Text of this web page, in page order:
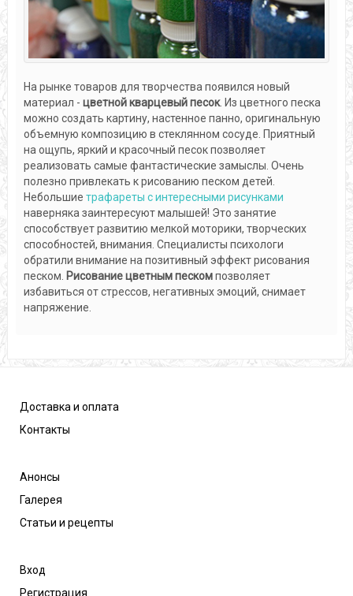
На рынке товаров для творчества появился новый
материал - цветной кварцевый песок. Из цветного песка
можно создать картину, настенное панно, оригинальную
объемную композицию в стеклянном сосуде. Приятный
на ощупь, яркий и красочный песок позволяет
реализовать самые фантастические замыслы. Очень
полезно привлекать к рисованию песком детей.
Небольшие трафареты с интересными рисунками
наверняка заинтересуют малышей! Это занятие
способствует развитию мелкой моторики, творческих
способностей, внимания. Специалисты психологи
обратили внимание на позитивный эффект рисования
песком. Рисование цветным пескомпозволяет
избавиться от стрессов, негативных эмоций, снимает
напряжение.
Доставка и оплата
Контакты
Анонсы
Галерея
Статьи и рецепты
Вход
Регистрация